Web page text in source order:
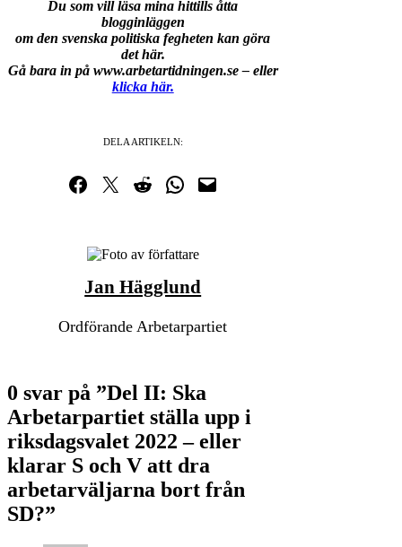
Du som vill läsa mina hittills åtta
blogginläggen
om den svenska politiska fegheten kangöra
det här.
Gå bara in på www.arbetartidningen.se – eller
klicka här.
DELA ARTIKELN:
Dela på Facebook
Dela på TwitterDela på RedditDela i WhatsApp
Maila en länk
Jan Hägglund
Ordförande Arbetarpartiet
0 svar på ”Del II: Ska
Arbetarpartiet ställa upp i
riksdagsvalet 2022 – eller
klarar S och V att dra
arbetarväljarna bort från
SD?”